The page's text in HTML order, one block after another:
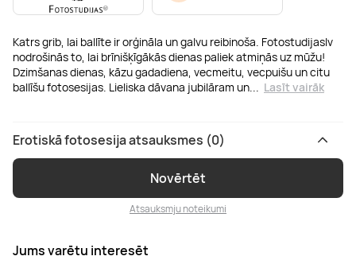
Katrs grib, lai ballīte ir orģināla un galvu reibinoša. Fotostudijaslv
nodrošinās to, lai brīnišķīgākās dienas paliek atmiņās uz mūžu!
Dzimšanas dienas, kāzu gadadiena, vecmeitu, vecpuišu un citu
ballīšu fotosesijas. Lieliska dāvana jubilāram un
Lasīt vairāk
Erotiskā fotosesija atsauksmes (0)
Novērtēt
Atsauksmju noteikumi
Jums varētu interesēt